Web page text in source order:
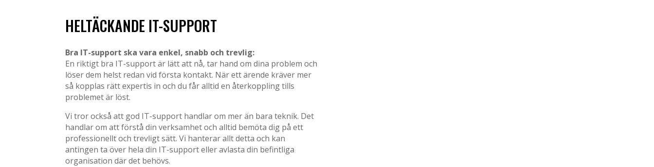
HELTÄCKANDE IT-SUPPORT
Bra IT-support ska vara enkel, snabb och trevlig:
En riktigt bra IT-support är lätt att nå, tar hand om dina problem och
löser dem helst redan vid första kontakt. När ett ärende kräver mer
så kopplas rätt expertis in och du får alltid en återkoppling tills
problemet är löst.
Vi tror också att god IT-support handlar om mer än bara teknik. Det
handlar om att förstå din verksamhet och alltid bemöta dig på ett
professionellt och trevligt sätt. Vi hanterar allt detta och kan
antingen ta över hela din IT-support eller avlasta din befintliga
organisation där det behövs.